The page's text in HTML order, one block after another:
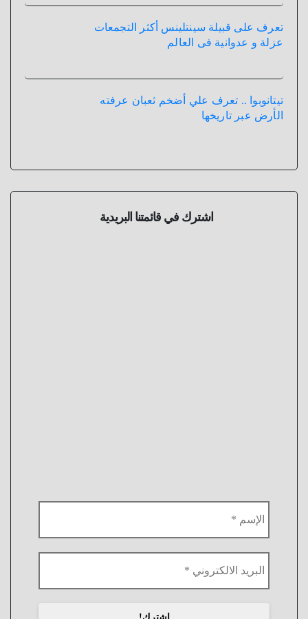
تعرف على قبيلة سينتلينس أكثر التجمعات
عزلة و عدوانية فى العالم
تيتانوبوا .. تعرف علي أضخم ثعبان عرفته
الأرض عبر تاريخها
اشترك في قائمتنا البريدية